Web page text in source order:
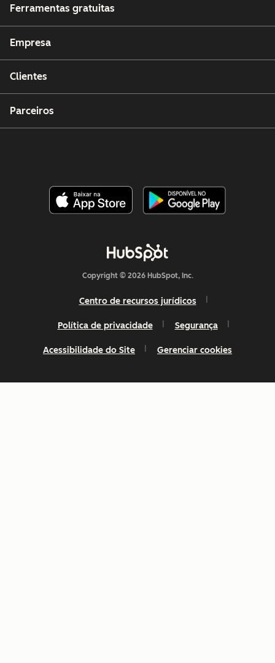
Ferramentas gratuitas
Empresa
Clientes
Parceiros
Copyright © 2026 HubSpot, Inc.
Centro de recursos jurídicos
Política de privacidade Segurança
Acessibilidade do Site Gerenciar cookies